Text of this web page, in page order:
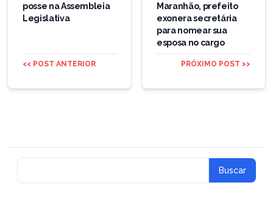
Postposse na Assembleia
Legislativa
<< POST ANTERIOR
Maranhão, prefeito
exonera secretária
para nomear sua
esposa no cargo
PRÓXIMO POST >>